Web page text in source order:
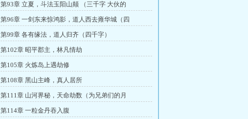
第93章 立夏，斗法玉阳山颠 （三千字 大伙的
第96章 一剑东来惊鸿影，道人西去雍华城（四
第99章 各有缘法，道人归齐（四千字）
第102章 昭平郡主，林凡情劫
第105章 火炼岛上遇劫修
第108章 黑山主峰，真人居所
第111章 山河界秘，天命劫数（为兄弟们的月
第114章 一粒金丹吞入腹